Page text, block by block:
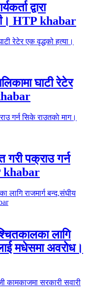
द्वारा
HTP khabar
घाटी रेटेर
गरी पक्राउ गर्न
khabar
लागि
मधेसमा अवरोध।